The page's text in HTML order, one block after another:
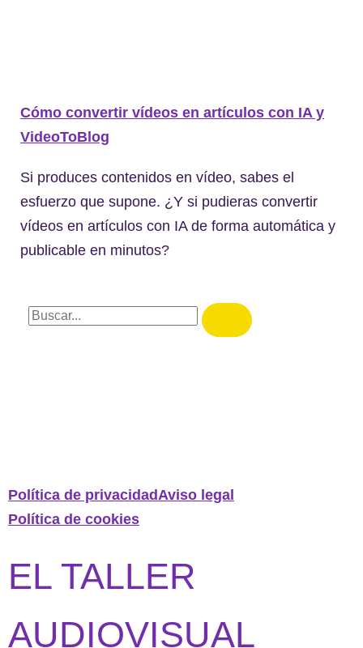
Cómo convertir vídeos en artículos con IA y
VideoToBlog
Si produces contenidos en vídeo, sabes el
esfuerzo que supone. ¿Y si pudieras convertir
vídeos en artículos con IA de forma automática y
publicable en minutos?
Política de privacidadAviso legal
Política de cookies
EL TALLER
AUDIOVISUAL